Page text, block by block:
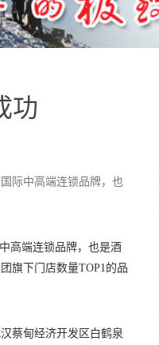
功
国际中高端连锁品牌，也
高端连锁品牌，也是酒
旗下门店数量TOP1的品
蔡甸经济开发区白鹤泉